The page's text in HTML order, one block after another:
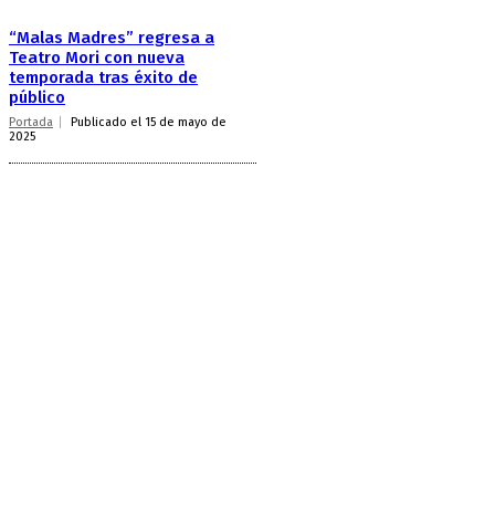
“Malas Madres” regresa a
Teatro Mori con nueva
temporada tras éxito de
público
Portada
Publicado el 15 de mayo de
2025